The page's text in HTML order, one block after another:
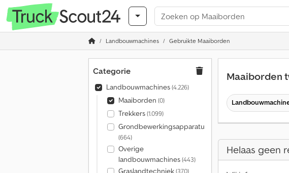
Landbouwmachines Gebruikte Maaiborden
Categorie
Landbouwmachines(4.226)
Maaiborden (0)
Trekkers(1.099)
Grondbewerkingsapparatuur
(664)
Overige
landbouwmachines(443)
Graslandtechniek(370)
Maaiborden
Helaas geen